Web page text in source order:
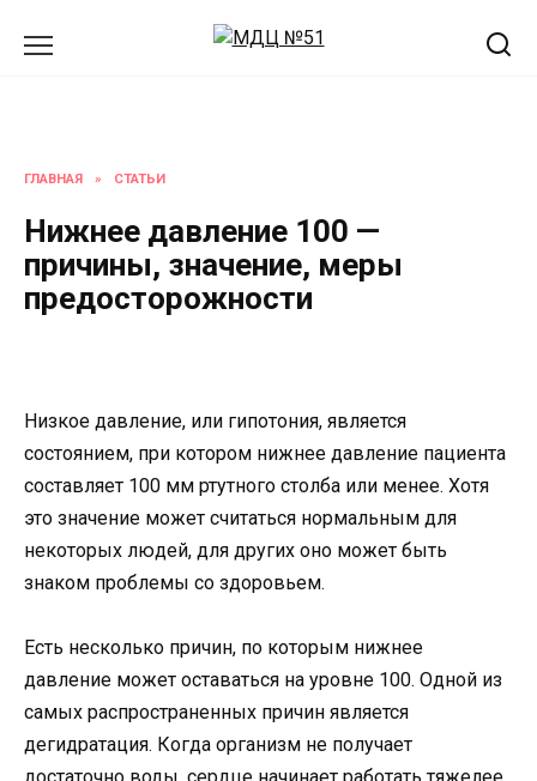
ГЛАВНАЯ » СТАТЬИ
Нижнее давление 100 —
причины, значение, меры
предосторожности
Низкое давление, или гипотония, является
состоянием, при котором нижнее давление пациента
составляет 100 мм ртутного столба или менее. Хотя
это значение может считаться нормальным для
некоторых людей, для других оно может быть
знаком проблемы со здоровьем.
Есть несколько причин, по которым нижнее
давление может оставаться на уровне 100. Одной из
самых распространенных причин является
дегидратация. Когда организм не получает